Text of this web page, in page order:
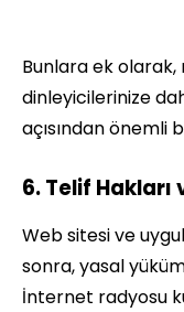
Bunlara ek
dinleyicilerinize
açısından önemli
6. Telif Hakları
Web sitesi ve
sonra, yasal
İnternet radyosu